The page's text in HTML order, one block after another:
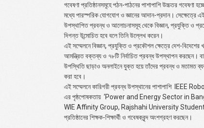
গবেষণা প্রতিষ্ঠানসমূহে পঠন-পাঠনের পাশাপাশি উচ্চতর গবেষণা
মধ্যে পারস্পরিক যোগযোগ ও জ্ঞানের আদান-প্রদান। সেক্ষেত্রে
উপস্থাপিত প্রবন্ধ ও আলোচনাসমূহ থেকে বিজ্ঞান, প্রযুক্তি ও
দিগন্ত উন্মোচিত হবে বলে তিনি উল্লেখ করেন।
এই সম্মেলনে বিজ্ঞান, প্রযুক্তি ও প্রকৌশল ক্ষেত্রে দেশ-বিদেশের
আমন্ত্রিত বক্তব্য ও ৭৮টি নির্বাচিত প্রবন্ধ উপস্থাপন করছেন।
উপস্থিতি ছাড়াও অনলাইনে যুক্ত হয়ে তাঁদের প্রবন্ধ ও মতামত
করা হবে।
এই সম্মেলনে কারিগরী প্রবন্ধ উপস্থানের পাশাপাশি
IEEE
এর পৃষ্ঠপোষকতায় ‘Power and Energy Sector in
WIE Affinity Group, Rajshahi University
প্রতিষ্ঠানের শিক্ষক-শিক্ষার্থী ও গবেষকবৃন্দ অংশগ্রহণ করছেন।